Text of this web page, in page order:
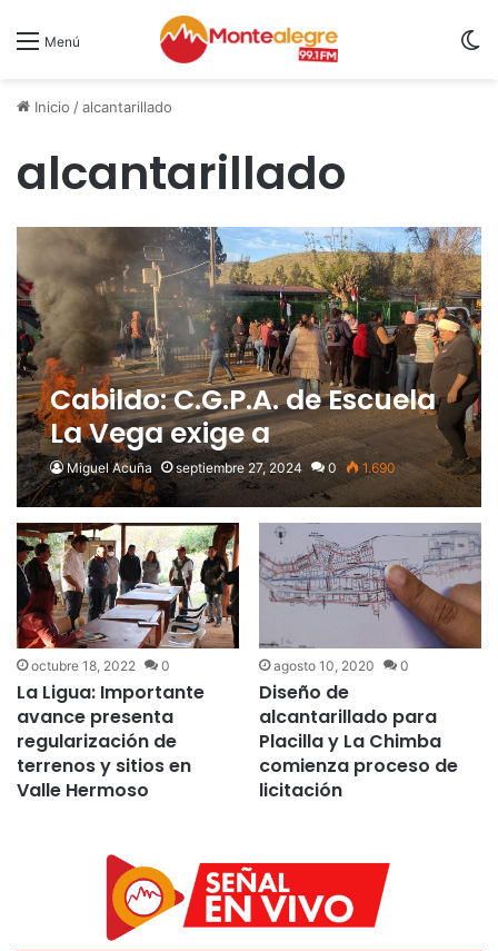
Menú
Inicio /alcantarillado
alcantarillado
Cabildo: C.G.P.A. de Escuela
La Vega exige a
municipalidad que se
concrete obra sanitaria
inconclusa
Miguel Acuña septiembre 27, 2024 0 1.690
octubre 18, 2022 0
La Ligua: Importante
avance presenta
regularización de
terrenos y sitios en
Valle Hermoso
agosto 10, 2020 0
Diseño de
alcantarillado para
Placilla y La Chimba
comienza proceso de
licitación